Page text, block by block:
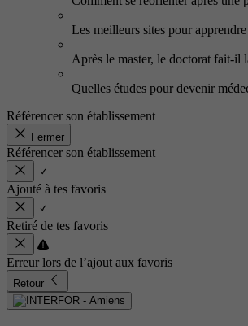
Les meilleurs sites pour
Après le master, le doctorat fait-il
Quelles études pour devenir
Référencer son établissement
Fermer
Référencer son établissement
Ajouté à tes favoris
Retiré de tes favoris
Erreur lors de l’ajout aux favoris
Retour